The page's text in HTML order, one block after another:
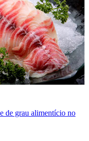
de grau alimentício no